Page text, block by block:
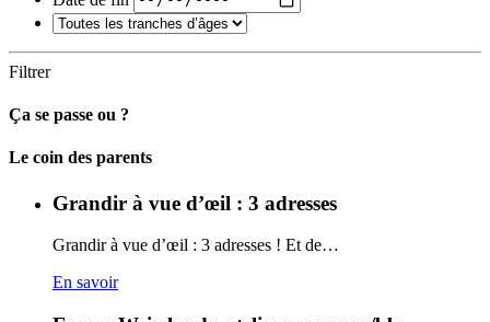
Filtrer
Ça se passe ou ?
Carto
Le coin des parents
Grandir à vue d’œil : 3 adresses
Grandir à vue d’œil : 3 adresses ! Et de…
En savoir